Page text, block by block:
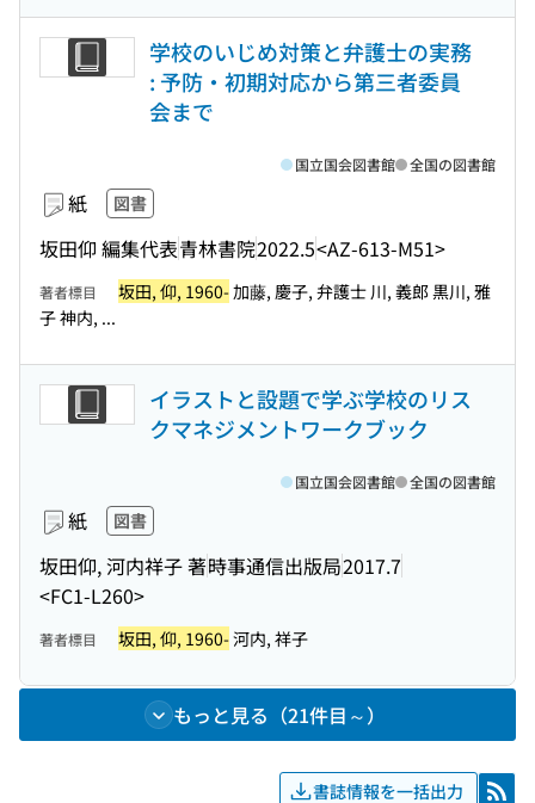
学校のいじめ対策と弁護士の実務
: 予防・初期対応から第三者委員
会まで
紙 図書
坂田仰 編集代表青林書院2022.5<AZ-613-M51>
国立国会図書館 全国の図書館
著者標目 坂田, 仰, 1960-加藤, 慶子, 弁護士 川, 義郎 黒川, 雅
子 神内, ...
イラストと設題で学ぶ学校のリス
クマネジメントワークブック
紙 図書
坂田仰, 河内祥子 著時事通信出版局2017.7
<FC1-L260>
国立国会図書館 全国の図書館
著者標目 坂田, 仰, 1960-河内, 祥子
もっと見る（21件目～）
書誌情報を一括出力